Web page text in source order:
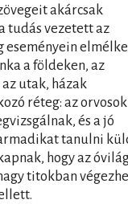
akárcsak
tudás vezetett az
eseményein
a földeken, az
utak, házak
réteg: az orvosok
és a jó
tanulni
hogy az
titokban